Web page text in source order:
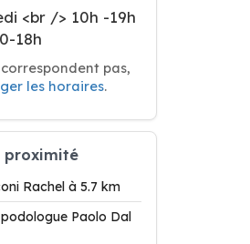
<br /> 10h -19h
18h
pas,
les horaires.
proximité
Rachel à 5.7 km
Paolo Dal